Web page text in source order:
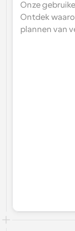
Onze
Ontdek
plannen van